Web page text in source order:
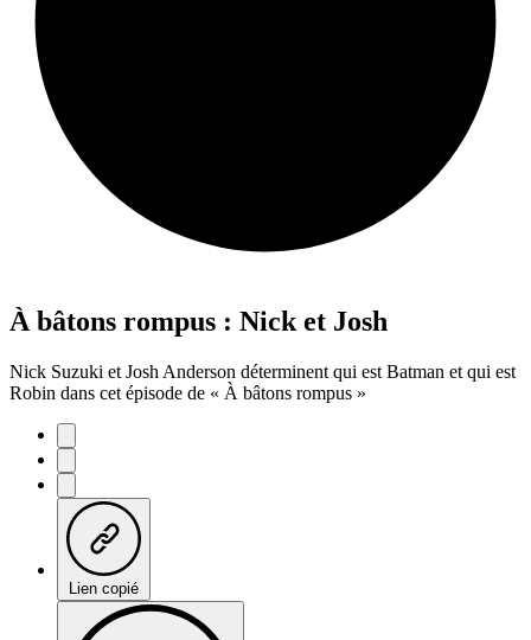
À bâtons rompus : Nick et Josh
Nick Suzuki et Josh Anderson déterminent qui est Batman et qui est
Robin dans cet épisode de « À bâtons rompus »
Lien copié